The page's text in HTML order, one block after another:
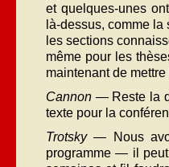
et quelques-unes
là-dessus, comme
les sections
même pour les
maintenant de
Cannon — Reste la
texte pour la
Trotsky— Nous
programme — il